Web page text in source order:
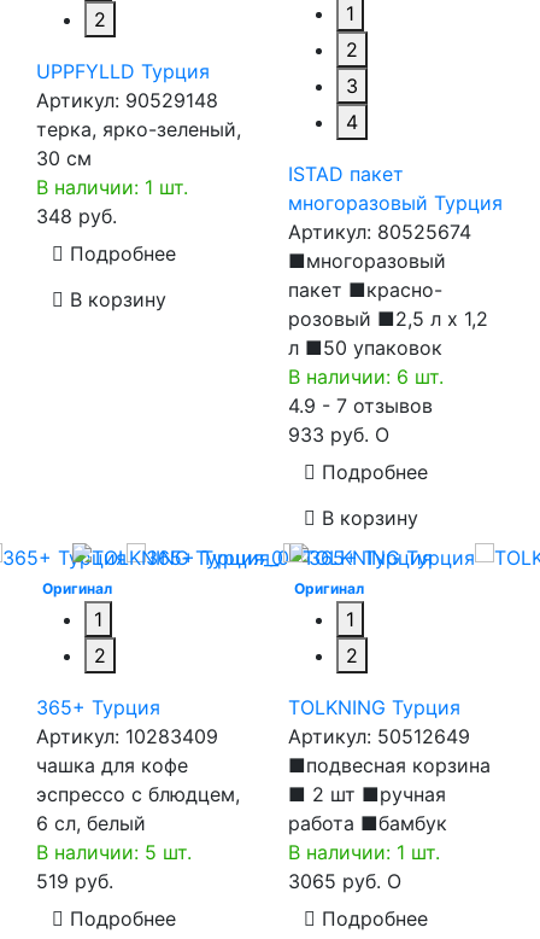
2
UPPFYLLD Турция
Артикул: 90529148
терка, ярко-зеленый,
30 см
В наличии: 1 шт.
348 руб.
Подробнее
В корзину
1
2
3
4
ISTAD пакет
многоразовый Турция
Артикул: 80525674
■многоразовый
пакет ■красно-
розовый ■2,5 л x 1,2
л ■50 упаковок
В наличии: 6 шт.
4.9 - 7 отзывов
933 руб. O
Подробнее
В корзину
Оригинал
1
2
365+ Турция
Артикул: 10283409
чашка для кофе
эспрессо с блюдцем,
6 сл, белый
В наличии: 5 шт.
519 руб.
Подробнее
Оригинал
1
2
TOLKNING Турция
Артикул: 50512649
■подвесная корзина
■ 2 шт ■ручная
работа ■бамбук
В наличии: 1 шт.
3065 руб. O
Подробнее